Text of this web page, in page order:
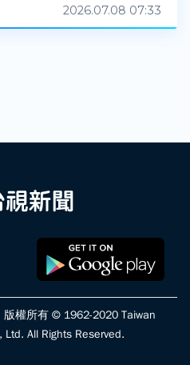
2026.07.08 07:33
權所有 © 1962-2020 Taiwan
Ltd. All Rights Reserved.